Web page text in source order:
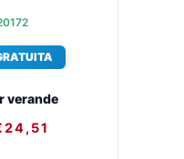
verande
24,51